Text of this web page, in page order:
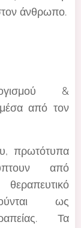
άνθρωπο.
&
μέσα από τον
πρωτότυπα
από
ως
Τα